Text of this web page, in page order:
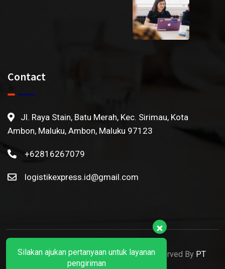
Contact
Jl. Raya Stain, Batu Merah, Kec. Sirimau, Kota
Ambon, Maluku, Ambon, Maluku 97123
+62816267079
logistikexpress.id@gmail.com
© 2022 Ekspedisi Ambon. All Rights Reserved By PT
Silakan ajukan pertanyaan untuk layanan
pengiriman